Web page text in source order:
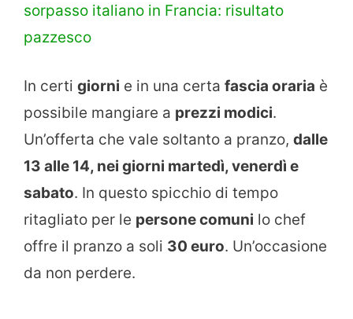
sorpasso italiano in Francia: risultato
pazzesco
In certi giorni e in una certa fascia oraria è
possibile mangiare a prezzi modici.
Un’offerta che vale soltanto a pranzo, dalle
13 alle 14, nei giorni martedì, venerdì e
sabato. In questo spicchio di tempo
ritagliato per le persone comuni lo chef
offre il pranzo a soli 30 euro. Un’occasione
da non perdere.